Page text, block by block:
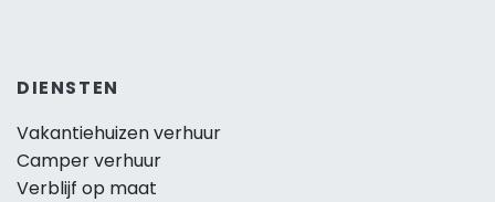
DIENSTEN
Vakantiehuizen verhuur
Camper verhuur
Verblijf op maat